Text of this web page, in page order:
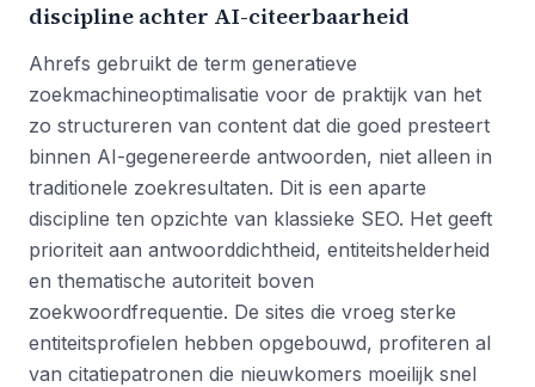
discipline achter AI-citeerbaarheid
Ahrefs gebruikt de term generatieve
zoekmachineoptimalisatie voor de praktijk van het
zo structureren van content dat die goed presteert
binnen AI-gegenereerde antwoorden, niet alleen in
traditionele zoekresultaten. Dit is een aparte
discipline ten opzichte van klassieke SEO. Het geeft
prioriteit aan antwoorddichtheid, entiteitshelderheid
en thematische autoriteit boven
zoekwoordfrequentie. De sites die vroeg sterke
entiteitsprofielen hebben opgebouwd, profiteren al
van citatiepatronen die nieuwkomers moeilijk snel